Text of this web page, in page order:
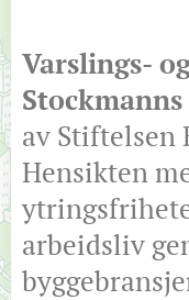
Varslings-
av Stiftelsen
Hensikten
arbeidsliv